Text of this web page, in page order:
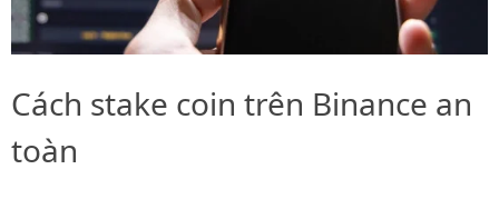
Cách stake coin trên Binance an
toàn